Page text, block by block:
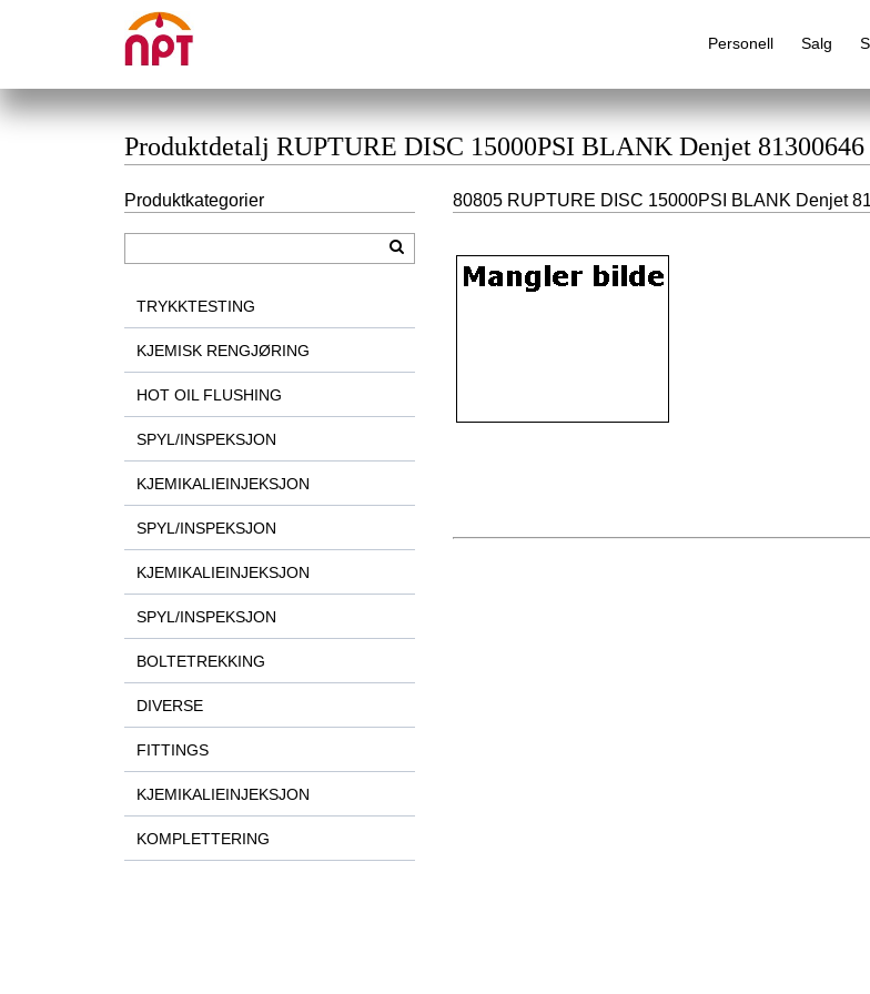
Personell Salg
Produktdetalj RUPTURE DISC 15000PSI BLANK Denjet
80805 RUPTURE DISC 15000PSI BLANK Denjet
Produktkategorier
TRYKKTESTING
KJEMISK RENGJØRING
HOT OIL FLUSHING
SPYL/INSPEKSJON
KJEMIKALIEINJEKSJON
SPYL/INSPEKSJON
KJEMIKALIEINJEKSJON
SPYL/INSPEKSJON
BOLTETREKKING
DIVERSE
FITTINGS
KJEMIKALIEINJEKSJON
KOMPLETTERING